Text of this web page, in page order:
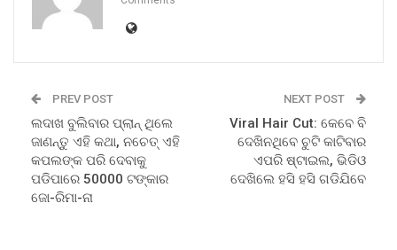
PREV POST
ଲଦାଖ ବୁଲିବାର ପ୍ଲାନ୍ ଥିଲେ
ଜାଣନ୍ତୁ ଏହି କଥା, ନଚେତ୍ ଏହି
କପଲଙ୍କ ପରି ଦେବାକୁ
ପଡିପାରେ 50000 ଟଙ୍କାର
ଜୋ-ରିମା-ନା
NEXT POST
Viral Hair Cut: କେବେ ବି
ଦେଖିନଥିବେ ଚୁଟି କାଟିବାର
ଏପରି ଷ୍ଟାଇଲ, ଭିଡିଓ
ଦେଖିଲେ ହସି ହସି ଗଡିଯିବେ